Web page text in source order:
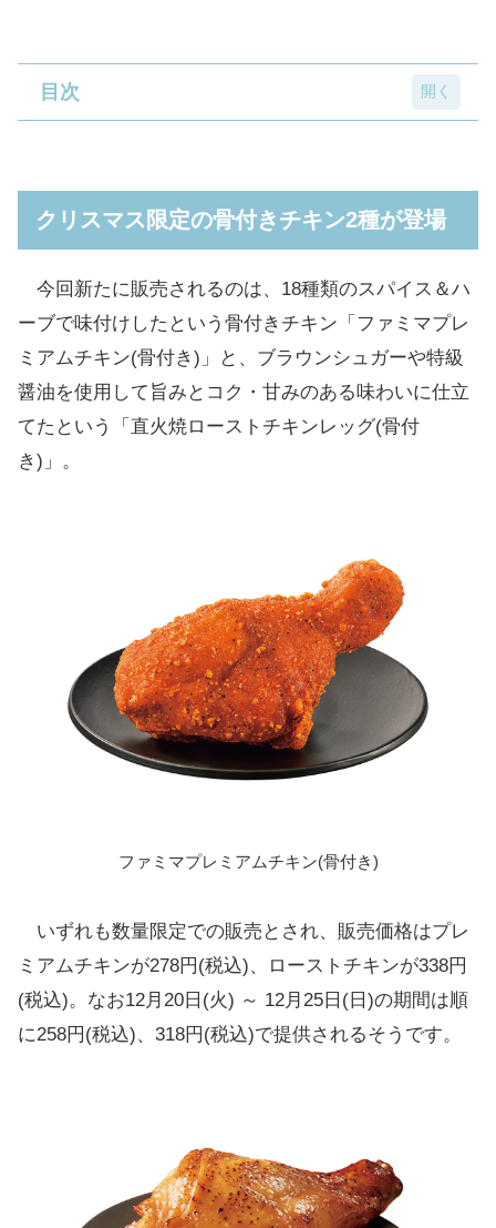
目次
展開
ファミリーマートが日本で人気のチキンのお
店2位を獲得
生田斗真 with ふぉ～ゆ～によるスペシャル動
画が公開。吉田鋼太郎さんも出演するTV CM
も
クリスマス限定の骨付きチキン2種が登場
今回新たに販売されるのは、18種類のスパイス＆ハ
ーブで味付けしたという骨付きチキン「ファミマプレ
ミアムチキン(骨付き)」と、ブラウンシュガーや特級
醤油を使用して旨みとコク・甘みのある味わいに仕立
てたという「直火焼ローストチキンレッグ(骨付
き)」。
ファミマプレミアムチキン(骨付き)
いずれも数量限定での販売とされ、販売価格はプレ
ミアムチキンが278円(税込)、ローストチキンが338円
(税込)。なお12月20日(火) ～ 12月25日(日)の期間は順
に258円(税込)、318円(税込)で提供されるそうです。